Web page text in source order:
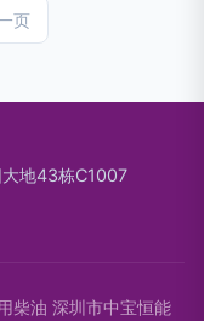
页
大地43栋C1007
柴油 深圳市中宝恒能